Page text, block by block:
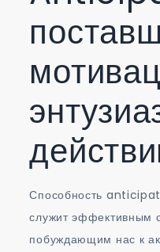
Способность
служит эффективным
побуждающим нас к